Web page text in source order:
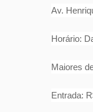
Av.
Horário:
Maiores
Entrada: